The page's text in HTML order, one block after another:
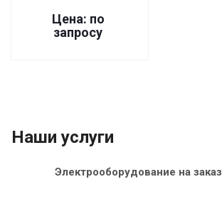
Цена: по
запросу
Наши услуги
Электрооборудование на заказ